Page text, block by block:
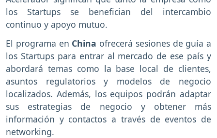
los Startups se benefician del intercambio
continuo y apoyo mutuo.
El programa en China ofrecerá sesiones de guía a
los Startups para entrar al mercado de ese país y
abordará temas como la base local de clientes,
asuntos regulatorios y modelos de negocio
localizados. Además, los equipos podrán adaptar
sus estrategias de negocio y obtener más
información y contactos a través de eventos de
networking.